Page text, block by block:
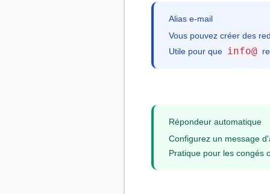
Alias e-mail
Vous pouvez créer des
Utile pour que info@
Répondeur automatique
Configurez un message
Pratique pour les congés